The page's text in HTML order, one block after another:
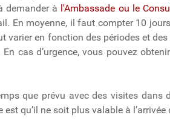
demander à l'Ambassade ou le
En moyenne, il faut compter 10
en fonction des périodes et des
cas d’urgence, vous pouvez
que prévu avec des visites dans
qu’il ne soit plus valable à